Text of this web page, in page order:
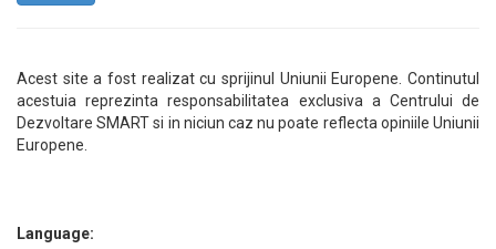
Acest site a fost realizat cu sprijinul Uniunii Europene. Continutul
acestuia reprezinta responsabilitatea exclusiva a Centrului de
Dezvoltare SMART si in niciun caz nu poate reflecta opiniile Uniunii
Europene.
Language: